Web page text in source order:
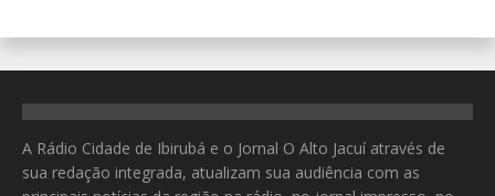
A Rádio Cidade de Ibirubá e o Jornal O Alto Jacuí através de
sua redação integrada, atualizam sua audiência com as